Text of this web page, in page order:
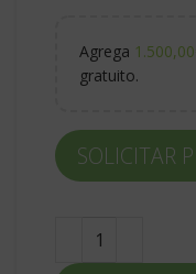
Agrega 1.500,00
gratuito.
SOLICITAR